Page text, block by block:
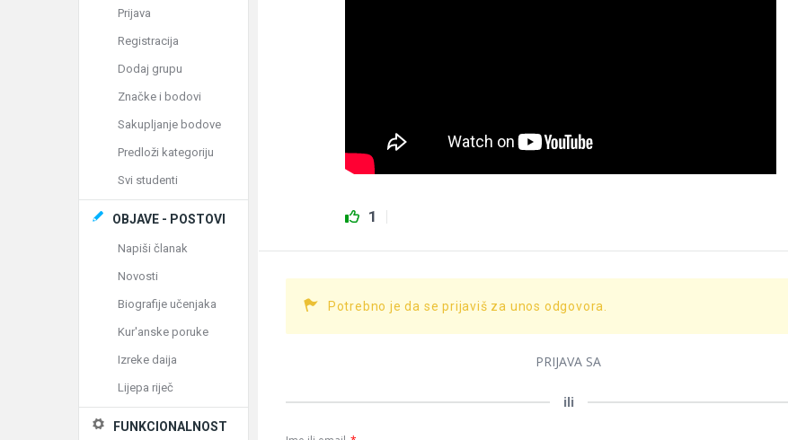
1
Potrebno je da se prijaviš za unos odgovora.
PRIJAVA SA
ili
Prijava
Registracija
Dodaj grupu
Značke i bodovi
Sakupljanje bodove
Predloži kategoriju
Svi studenti
OBJAVE - POSTOVI
Napiši članak
Novosti
Biografije učenjaka
Kur'anske poruke
Izreke daija
Lijepa riječ
FUNKCIONALNOST